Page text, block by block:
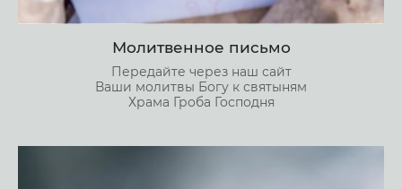
Молитвенное письмо
Передайте через наш сайт
Ваши молитвы Богу к святыням
Храма Гроба Господня